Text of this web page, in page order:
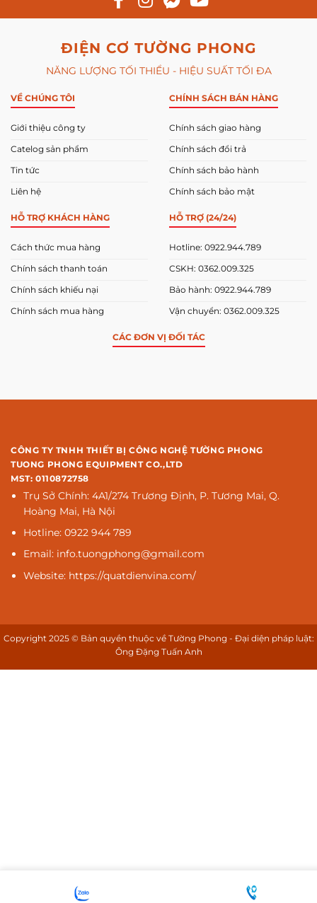
ĐIỆN CƠ TƯỜNG PHONG
NĂNG LƯỢNG TỐI THIỂU - HIỆU SUẤT TỐI ĐA
VỀ CHÚNG TÔI
Giới thiệu công ty
Catelog sản phẩm
Tin tức
Liên hệ
CHÍNH SÁCH BÁN HÀNG
Chính sách giao hàng
Chính sách đổi trả
Chính sách bảo hành
Chính sách bảo mật
HỖ TRỢ KHÁCH HÀNG
Cách thức mua hàng
Chính sách thanh toán
Chính sách khiếu nại
Chính sách mua hàng
HỖ TRỢ (24/24)
Hotline: 0922.944.789
CSKH: 0362.009.325
Bảo hành: 0922.944.789
Vận chuyển: 0362.009.325
CÁC ĐƠN VỊ ĐỐI TÁC
CÔNG TY TNHH THIẾT BỊ CÔNG NGHỆ TƯỜNG PHONG
TUONG PHONG EQUIPMENT CO.,LTD
MST: 0110872758
Trụ Sở Chính: 4A1/274 Trương Định, P. Tương Mai, Q.
Hoàng Mai, Hà Nội
Hotline: 0922 944 789
Email: info.tuongphong@gmail.com
Website: https://quatdienvina.com/
Copyright 2025 © Bản quyền thuộc về Tường Phong - Đại diện pháp luật:
Ông Đặng Tuấn Anh